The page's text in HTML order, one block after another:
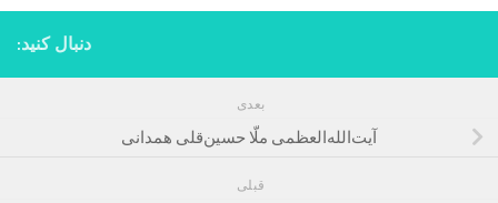
دنبال کنید:
بعدی
آیت‌الله‌العظمی ملّا حسین‌قلی همدانی
قبلی